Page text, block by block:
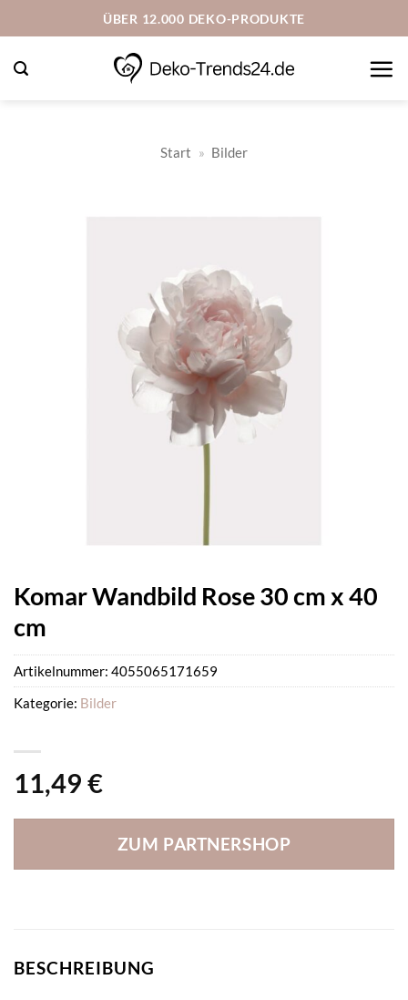
Inhalt
springen
ÜBER 12.000 DEKO-PRODUKTE
Start » Bilder
Komar Wandbild Rose 30 cm x 40
cm
11,49 €
ZUM PARTNERSHOP
Artikelnummer: 4055065171659
Kategorie: Bilder
BESCHREIBUNG